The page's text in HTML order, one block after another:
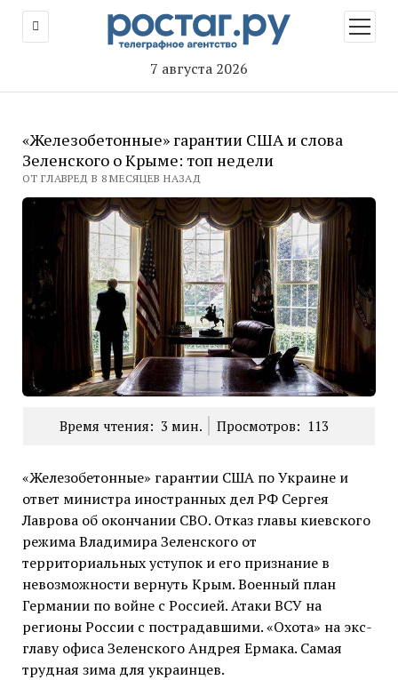
7 августа 2026
меню
«Железобетонные» гарантии США и слова
Зеленского о Крыме: топ недели
ОТ ГЛАВРЕД В 8 МЕСЯЦЕВ НАЗАД
Время чтения: 3 мин. Просмотров: 113
«Железобетонные» гарантии США по Украине и
ответ министра иностранных дел РФ Сергея
Лаврова об окончании СВО. Отказ главы киевского
режима Владимира Зеленского от
территориальных уступок и его признание в
невозможности вернуть Крым. Военный план
Германии по войне с Россией. Атаки ВСУ на
регионы России с пострадавшими. «Охота» на экс-
главу офиса Зеленского Андрея Ермака. Самая
трудная зима для украинцев.